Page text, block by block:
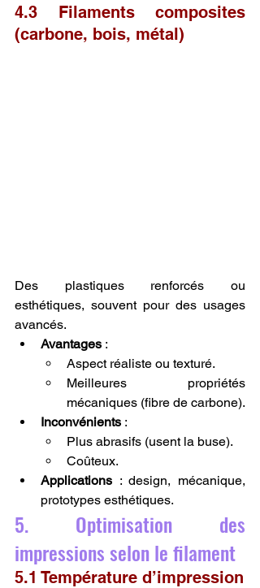
4.3 Filaments composites
(carbone, bois, métal)
Des plastiques renforcés ou
esthétiques, souvent pour des usages
avancés.
Avantages :
Aspect réaliste ou texturé.
Meilleures propriétés
mécaniques (fibre de carbone).
Inconvénients :
Plus abrasifs (usent la buse).
Coûteux.
Applications : design, mécanique,
prototypes esthétiques.
5. Optimisation des
impressions selon le filament
5.1 Température d’impression